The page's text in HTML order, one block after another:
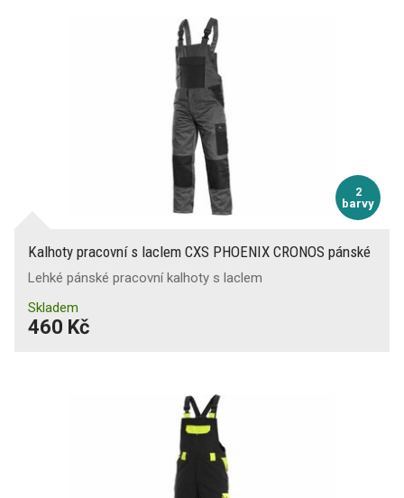
2
barvy
Kalhoty pracovní s laclem CXS PHOENIX CRONOS pánské
Lehké pánské pracovní kalhoty s laclem
Skladem
460 Kč